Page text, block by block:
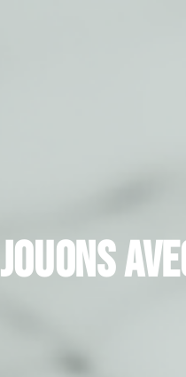
Jouons